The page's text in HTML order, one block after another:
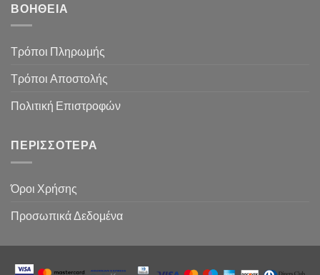
ΒΟΉΘΕΙΑ
Τρόποι Πληρωμής
Τρόποι Αποστολής
Πολιτική Επιστροφών
ΠΕΡΙΣΣΌΤΕΡΑ
Όροι Χρήσης
Προσωπικά Δεδομένα